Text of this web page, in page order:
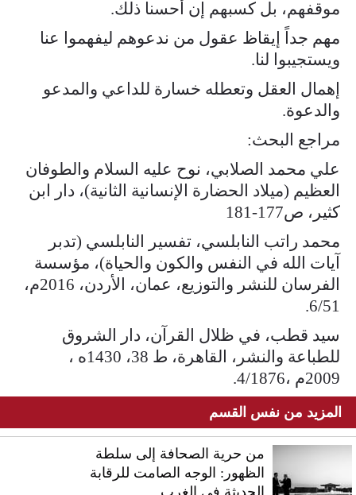
موقفهم، بل كسبهم إن أحسنا ذلك.
مهم جداً إيقاظ عقول من ندعوهم ليفهموا عنا
ويستجيبوا لنا.
إهمال العقل وتعطله خسارة للداعي والمدعو
والدعوة.
مراجع البحث:
علي محمد الصلابي، نوح عليه السلام والطوفان
العظيم (ميلاد الحضارة الإنسانية الثانية)، دار ابن
كثير، ص177-181
محمد راتب النابلسي، تفسير النابلسي (تدبر
آيات الله في النفس والكون والحياة)، مؤسسة
الفرسان للنشر والتوزيع، عمان، الأردن، 2016م،
6/51.
سيد قطب، في ظلال القرآن، دار الشروق
للطباعة والنشر، القاهرة، ط 38، 1430ه ،
2009م ،4/1876.
المزيد من نفس القسم
من حرية الصحافة إلى سلطة
الظهور: الوجه الصامت للرقابة
الحديثة في الغرب